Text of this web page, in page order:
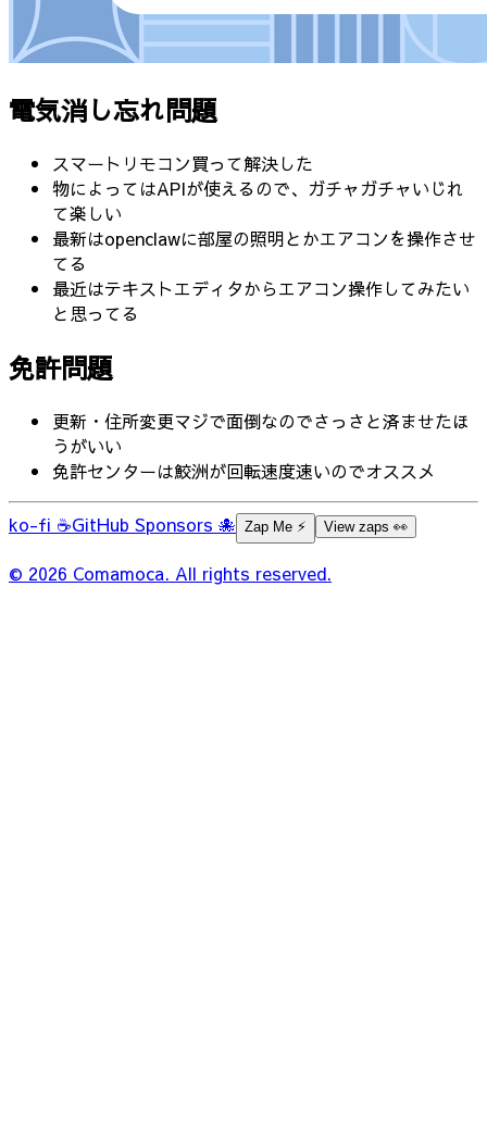
電気消し忘れ問題
スマートリモコン買って解決した
物によってはAPIが使えるので、ガチャガチャいじれ
て楽しい
最新はopenclawに部屋の照明とかエアコンを操作させ
てる
最近はテキストエディタからエアコン操作してみたい
と思ってる
免許問題
更新・住所変更マジで面倒なのでさっさと済ませたほ
うがいい
免許センターは鮫洲が回転速度速いのでオススメ
ko-fi ☕GitHub Sponsors 🐙 Zap Me ⚡️ View zaps 👀
© 2026 Comamoca. All rights reserved.